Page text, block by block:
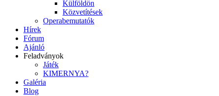
Külföldön
Közvetítések
Operabemutatók
Hírek
Fórum
Ajánló
Feladványok
Játék
KIMERNYA?
Galéria
Blog